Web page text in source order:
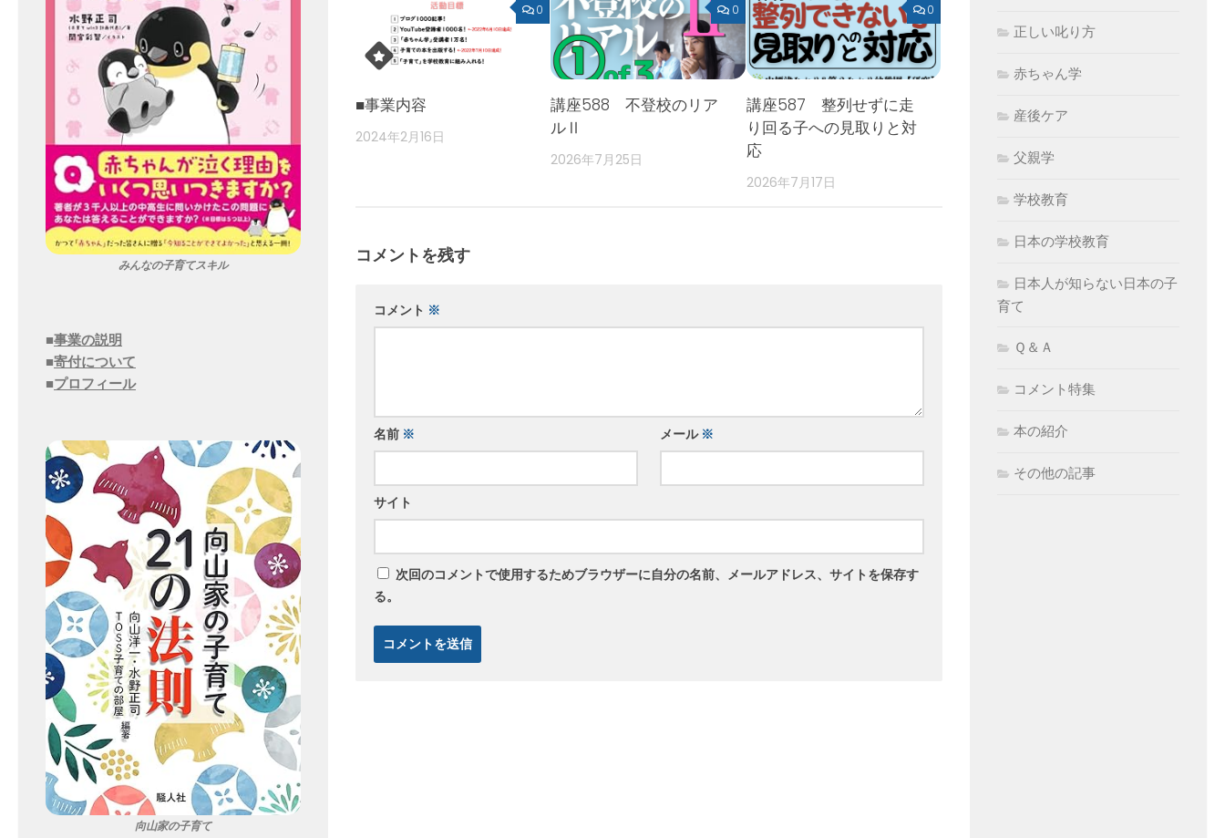
0
■事業内容
2024年2月16日
0
講座588 不登校のリア
ルⅡ
2026年7月25日
0
講座587 整列せずに走
り回る子への見取りと対
応
2026年7月17日
コメントを残す
コメント ※
名前 ※ メール ※
サイト
次回のコメントで使用するためブラウザーに自分の名前、メールアドレス、サイトを保存す
る。
みんなの子育てスキル
■事業の説明
■寄付について
■プロフィール
向山家の子育て
正しい叱り方
赤ちゃん学
産後ケア
父親学
学校教育
日本の学校教育
日本人が知らない日本の子
育て
Ｑ＆Ａ
コメント特集
本の紹介
その他の記事